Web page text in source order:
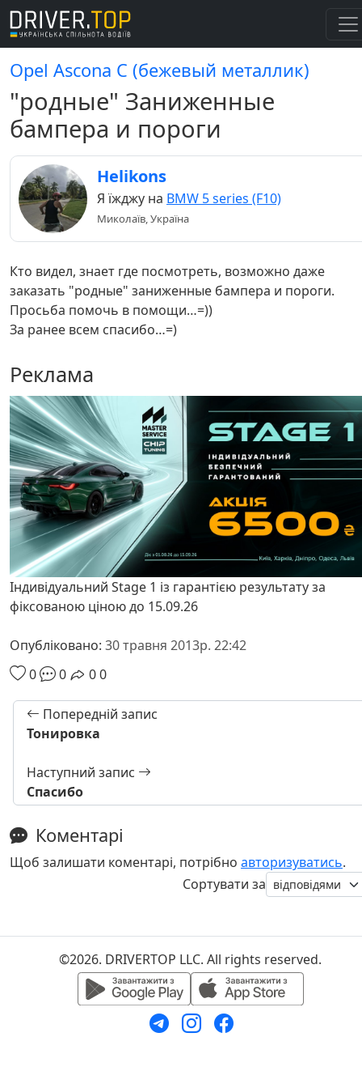
Opel Ascona C (бежевый металлик)
"родные" Заниженные
бампера и пороги
Helikons
Я їжджу на BMW 5 series (F10)
Миколаїв, Україна
Кто видел, знает где посмотреть, возможно даже
заказать "родные" заниженные бампера и пороги.
Просьба помочь в помощи…=))
За ранее всем спасибо…=)
Реклама
Індивідуальний Stage 1 із гарантією результату за
фіксованою ціною до 15.09.26
Опубліковано: 30 травня 2013р. 22:42
0
0 00
Попередній запис
Тонировка
Наступний запис
Спасибо
Коментарі
Щоб залишати коментарі, потрібно авторизуватись.
Сортувати за
©2026. DRIVERTOP LLC. All rights reserved.